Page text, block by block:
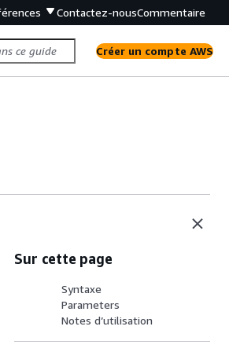
Contactez-nousCommentaire
Créer un compte AWS
Sur cette page
Syntaxe
Parameters
Notes d’utilisation